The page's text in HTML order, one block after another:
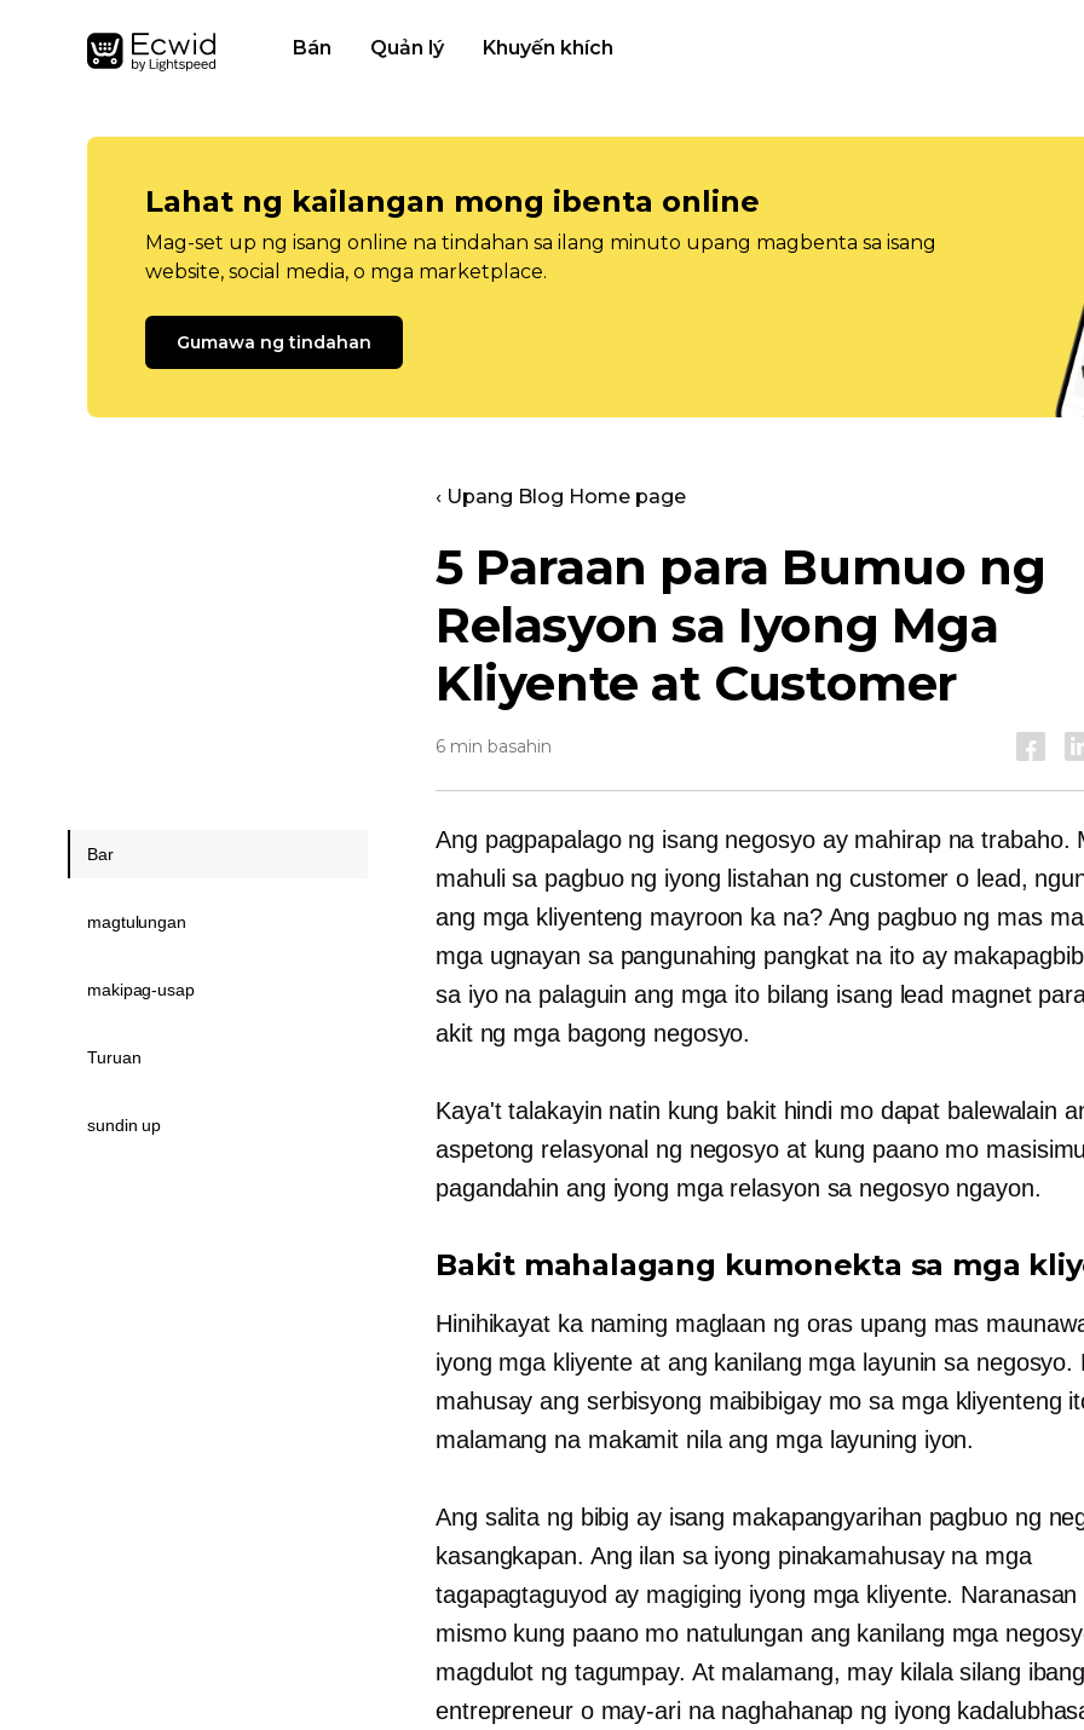
Bán Quản lý Khuyến khích
Lahat ng kailangan mong ibenta online
Mag-set up ng isang online na tindahan sa ilang minuto upang magbenta sa isang
website, social media, o mga marketplace.
Gumawa ng tindahan
‹ Upang Blog Home page
5 Paraan para Bumuo ng
Relasyon sa Iyong Mga
Kliyente at Customer
6 min basahin
Ang pagpapalago ng isang negosyo ay mahirap na trabaho.
mahuli sa pagbuo ng iyong listahan ng customer o lead,
ang mga kliyenteng mayroon ka na? Ang pagbuo ng mas
mga ugnayan sa pangunahing pangkat na ito ay
sa iyo na palaguin ang mga ito bilang isang lead magnet
akit ng mga bagong negosyo.
Kaya't talakayin natin kung bakit hindi mo dapat balewalain
aspetong relasyonal ng negosyo at kung paano mo
pagandahin ang iyong mga relasyon sa negosyo ngayon.
Bakit mahalagang kumonekta sa mga
Hinihikayat ka naming maglaan ng oras upang mas
iyong mga kliyente at ang kanilang mga layunin sa negosyo.
mahusay ang serbisyong maibibigay mo sa mga kliyenteng
malamang na makamit nila ang mga layuning iyon.
Ang salita ng bibig ay isang makapangyarihan pagbuo ng
kasangkapan. Ang ilan sa iyong pinakamahusay na mga
tagapagtaguyod ay magiging iyong mga kliyente. Naranasan
mismo kung paano mo natulungan ang kanilang mga
magdulot ng tagumpay. At malamang, may kilala silang ibang
entrepreneur o may-ari na naghahanap ng iyong
Bar
magtulungan
makipag-usap
Turuan
sundin up